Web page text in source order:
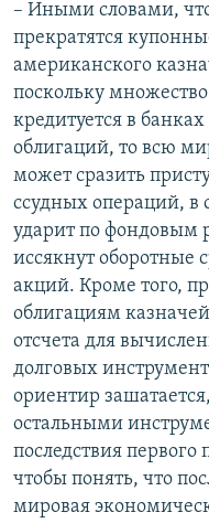
– Иными словами,
прекратятся
американского
поскольку
кредитуется в
облигаций, то всю
может сразить
ссудных операций, в
ударит по фондовым
иссякнут оборотные
акций. Кроме того,
облигациям
отсчета для
долговых
ориентир
остальными
последствия первого
чтобы понять, что
мировая